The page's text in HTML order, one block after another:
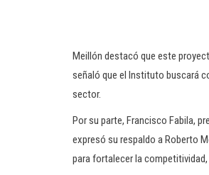
Meillón destacó que este
señaló que el Instituto buscará
sector.
Por su parte, Francisco Fabila,
expresó su respaldo a Roberto
para fortalecer la